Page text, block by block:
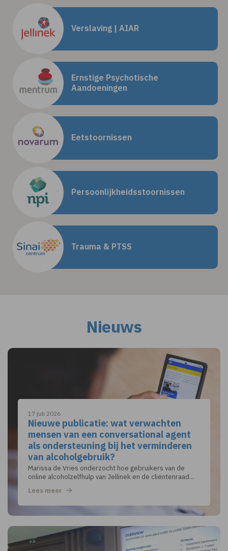
Verslaving | AIAR
Ernstige Psychotische
Aandoeningen
Eetstoornissen
Persoonlijkheids­stoornissen
Trauma & PTSS
Nieuws
17 juli 2026
Nieuwe publicatie: wat verwachten
mensen van een conversational agent
als ondersteuning bij het verminderen
van alcoholgebruik?
Marissa de Vries onderzocht hoe gebruikers van de
online alcoholzelfhulp van Jellinek en de cliëntenraad...
Lees meer